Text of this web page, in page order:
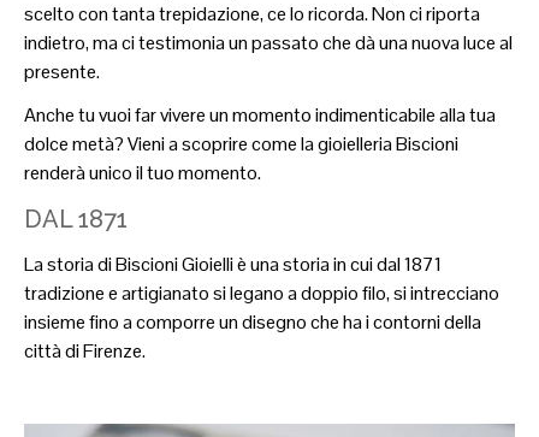
scelto con tanta trepidazione, ce lo ricorda. Non ci riporta
indietro, ma ci testimonia un passato che dà una nuova luce al
presente.
Anche tu vuoi far vivere un momento indimenticabile alla tua
dolce metà? Vieni a scoprire come la gioielleria Biscioni
renderà unico il tuo momento.
DAL 1871
La storia di Biscioni Gioielli è una storia in cui dal 1871
tradizione e artigianato si legano a doppio filo, si intrecciano
insieme fino a comporre un disegno che ha i contorni della
città di Firenze.